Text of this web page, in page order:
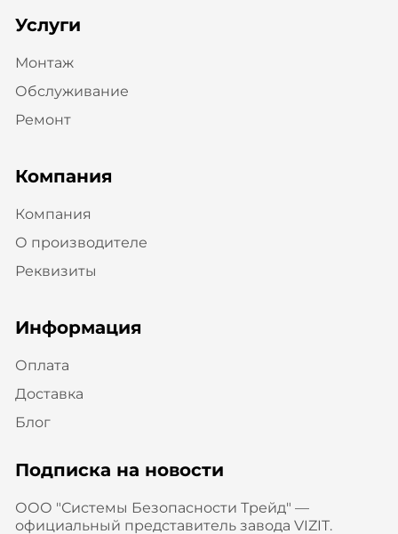
Услуги
Монтаж
Обслуживание
Ремонт
Компания
Компания
О производителе
Реквизиты
Информация
Оплата
Доставка
Блог
Подписка на новости
ООО "Системы Безопасности Трейд" —
официальный представитель завода VIZIT.